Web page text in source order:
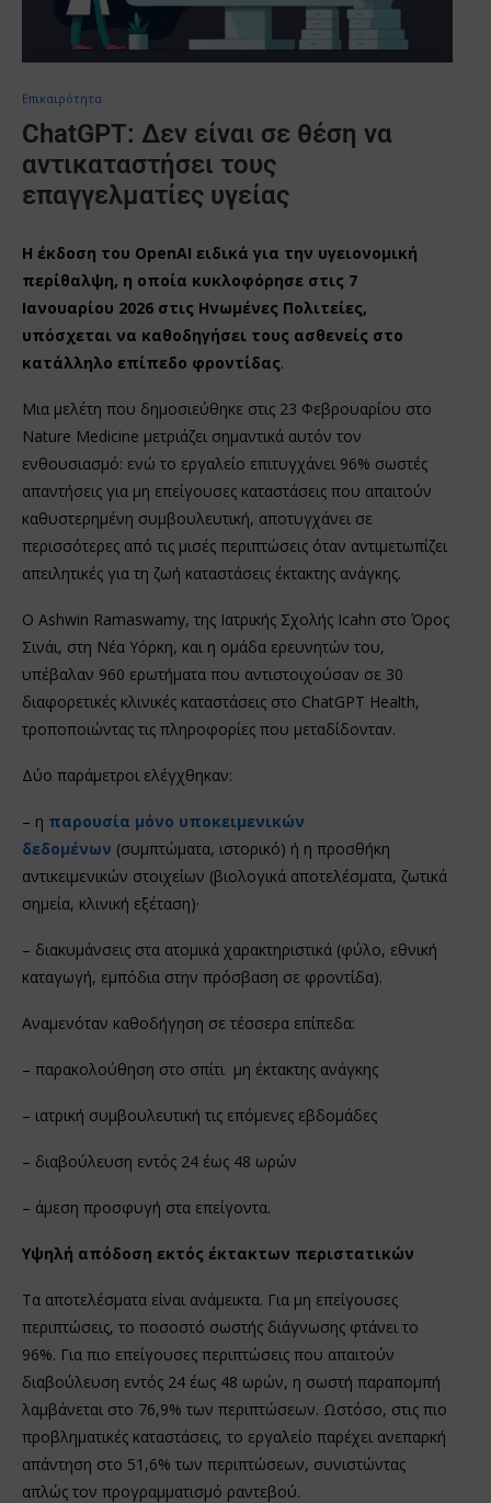
Επικαιρότητα
ChatGPT: Δεν είναι σε θέση να
αντικαταστήσει τους
επαγγελματίες υγείας
Η έκδοση του OpenAI ειδικά για την υγειονομική
περίθαλψη, η οποία κυκλοφόρησε στις 7
Ιανουαρίου 2026 στις Ηνωμένες Πολιτείες,
υπόσχεται να καθοδηγήσει τους ασθενείς στο
κατάλληλο επίπεδο φροντίδας.
Μια μελέτη που δημοσιεύθηκε στις 23 Φεβρουαρίου στο
Nature Medicine μετριάζει σημαντικά αυτόν τον
ενθουσιασμό: ενώ το εργαλείο επιτυγχάνει 96% σωστές
απαντήσεις για μη επείγουσες καταστάσεις που απαιτούν
καθυστερημένη συμβουλευτική, αποτυγχάνει σε
περισσότερες από τις μισές περιπτώσεις όταν αντιμετωπίζει
απειλητικές για τη ζωή καταστάσεις έκτακτης ανάγκης.
Ο Ashwin Ramaswamy, της Ιατρικής Σχολής Icahn στο Όρος
Σινάι, στη Νέα Υόρκη, και η ομάδα ερευνητών του,
υπέβαλαν 960 ερωτήματα που αντιστοιχούσαν σε 30
διαφορετικές κλινικές καταστάσεις στο ChatGPT Health,
τροποποιώντας τις πληροφορίες που μεταδίδονταν.
Δύο παράμετροι ελέγχθηκαν:
– η παρουσία μόνο υποκειμενικών
δεδομένων (συμπτώματα, ιστορικό) ή η προσθήκη
αντικειμενικών στοιχείων (βιολογικά αποτελέσματα, ζωτικά
σημεία, κλινική εξέταση)·
– διακυμάνσεις στα ατομικά χαρακτηριστικά (φύλο, εθνική
καταγωγή, εμπόδια στην πρόσβαση σε φροντίδα).
Αναμενόταν καθοδήγηση σε τέσσερα επίπεδα:
– παρακολούθηση στο σπίτι μη έκτακτης ανάγκης
– ιατρική συμβουλευτική τις επόμενες εβδομάδες
– διαβούλευση εντός 24 έως 48 ωρών
– άμεση προσφυγή στα επείγοντα.
Υψηλή απόδοση εκτός έκτακτων περιστατικών
Τα αποτελέσματα είναι ανάμεικτα. Για μη επείγουσες
περιπτώσεις, το ποσοστό σωστής διάγνωσης φτάνει το
96%. Για πιο επείγουσες περιπτώσεις που απαιτούν
διαβούλευση εντός 24 έως 48 ωρών, η σωστή παραπομπή
λαμβάνεται στο 76,9% των περιπτώσεων. Ωστόσο, στις πιο
προβληματικές καταστάσεις, το εργαλείο παρέχει ανεπαρκή
απάντηση στο 51,6% των περιπτώσεων, συνιστώντας
απλώς τον προγραμματισμό ραντεβού.